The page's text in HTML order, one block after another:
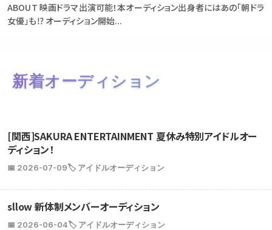
ABOUT 映画ドラマ出演可能！本オーディション出身者にはあの「朝ドラ
女優」も⁉ オーディション開始...
新着オーディション
[関西]SAKURA ENTERTAINMENT 夏休み特別アイドルオー
ディション！
📅 2026-07-09🏷️ アイドルオーディション
sllow 新体制メンバーオーディション
📅 2026-06-04🏷️ アイドルオーディション